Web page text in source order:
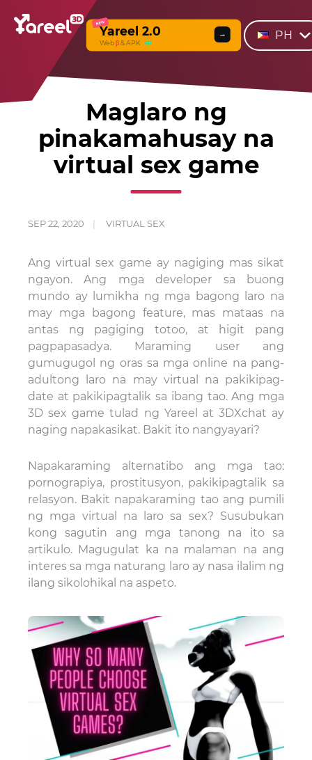
NEW
Yareel 2.0
Webβ & APK
→ PH
Maglaro ng
pinakamahusay na
virtual sex game
SEP 22, 2020 VIRTUAL SEX
Ang virtual sex game ay nagiging mas sikat
ngayon. Ang mga developer sa buong
mundo ay lumikha ng mga bagong laro na
may mga bagong feature, mas mataas na
antas ng pagiging totoo, at higit pang
pagpapasadya. Maraming user ang
gumugugol ng oras sa mga online na pang-
adultong laro na may virtual na pakikipag-
date at pakikipagtalik sa ibang tao. Ang mga
3D sex game tulad ng Yareel at 3DXchat ay
naging napakasikat. Bakit ito nangyayari?
Napakaraming alternatibo ang mga tao:
pornograpiya, prostitusyon, pakikipagtalik sa
relasyon. Bakit napakaraming tao ang pumili
ng mga virtual na laro sa sex? Susubukan
kong sagutin ang mga tanong na ito sa
artikulo. Magugulat ka na malaman na ang
interes sa mga naturang laro ay nasa ilalim ng
ilang sikolohikal na aspeto.